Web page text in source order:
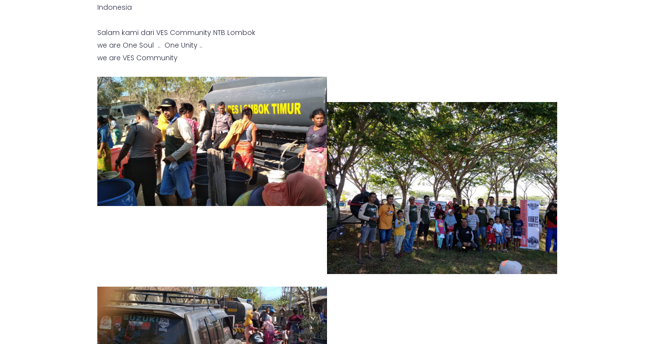
Indonesia
Salam kami dari VES Community NTB Lombok
we are One Soul .. One Unity ..
we are VES Community